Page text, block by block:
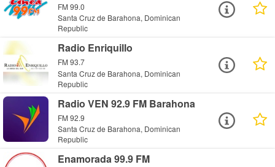
FM 99.0
Santa Cruz de Barahona, Dominican
Republic
Radio Enriquillo
FM 93.7
Santa Cruz de Barahona, Dominican
Republic
Radio VEN 92.9 FM Barahona
FM 92.9
Santa Cruz de Barahona, Dominican
Republic
Enamorada 99.9 FM